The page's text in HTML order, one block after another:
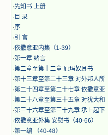
·先知书 上册
· 目 录
·序
·引 言
·​依撒意亚内集（1-39）
·第一章 绪言
·第二章至第十二章 厄玛奴耳书
·第十三章至第二十三章 对外邦人所
·第二十四章至第二十七章 依撒意亚
·第二十八章至第三十五章 对犹大和
·第三十六章至第三十九章 承上起下
·依撒意亚外集 安慰书（40-66）
·第一编 （40-48）